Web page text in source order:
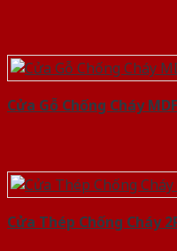
Cửa Gỗ Chống Cháy
Cửa Thép Chống Cháy